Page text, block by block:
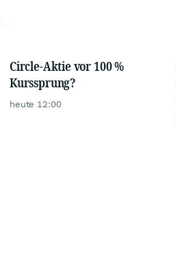
Circle-Aktie vor 100 %
Kurssprung?
heute 12:00